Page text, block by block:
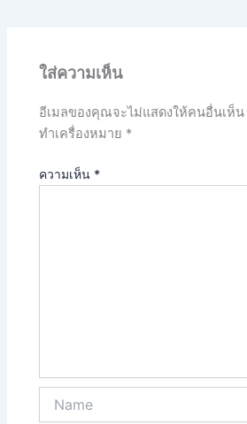
ใส่ความเห็น
อีเมลของคุณจะไม่แสดงให้คนอื่นเห็น
ทำเครื่องหมาย *
ความเห็น *